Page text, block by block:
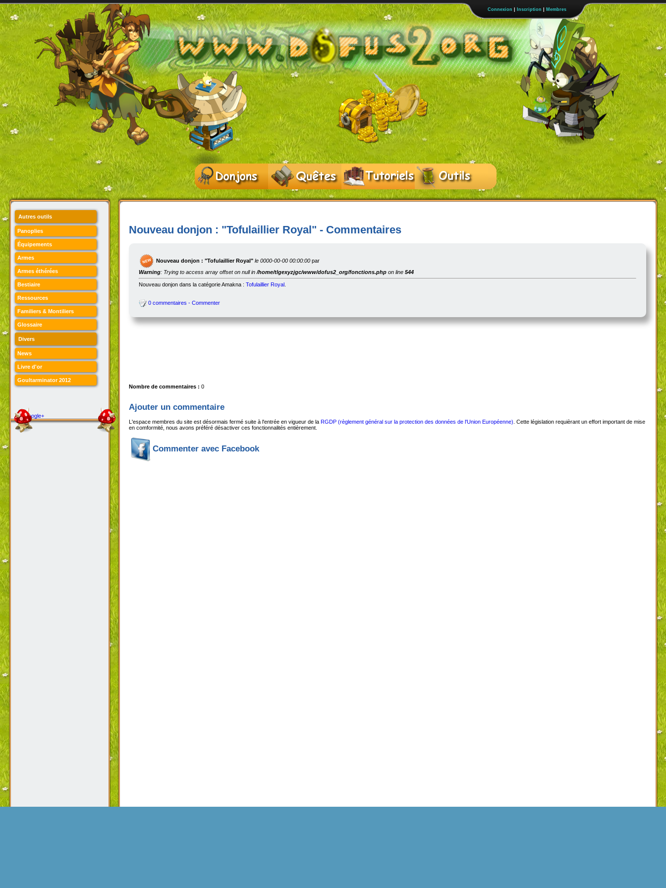
Connexion Inscription Membres
Autres outils
Panoplies
Équipements
Armes
Armes éthérées
Bestiaire
Ressources
Familiers & Montiliers
Glossaire
Divers
News
Livre d'or
Goultarminator 2012
Google+
Nouveau donjon : "Tofulaillier Royal" - Commentaires
Nouveau donjon : "Tofulaillier Royal" le 0000-00-00 00:00:00 par
Warning: Trying to access array offset on null in/home/tlgexyzjgc/www/dofus2_org/fonctions.php on line 544
Nouveau donjon dans la catégorie Amakna : Tofulaillier Royal .
0 commentaires - Commenter
Nombre de commentaires : 0
Ajouter un commentaire
L'espace membres du site est désormais fermé suite à l'entrée en vigueur de la RGDP (règlement général sur la protection des données de l'Union Européenne) . Cette législation requièrant un effort important de mise
en comformité, nous avons préféré désactiver ces fonctionnalités entièrement.
Commenter avec Facebook